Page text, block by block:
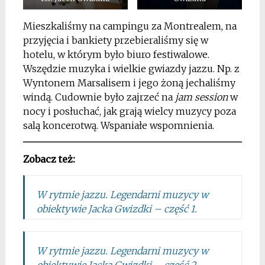
Mieszkaliśmy na campingu za Montrealem, na
przyjęcia i bankiety przebieraliśmy się w
hotelu, w którym było biuro festiwalowe.
Wszędzie muzyka i wielkie gwiazdy jazzu. Np. z
Wyntonem Marsalisem i jego żoną jechaliśmy
windą. Cudownie było zajrzeć na jam sessionw
nocy i posłuchać, jak grają wielcy muzycy poza
salą koncerotwą. Wspaniałe wspomnienia.
Zobacz też:
W rytmie jazzu. Legendarni muzycy w
obiektywie Jacka Gwizdki – część 1.
W rytmie jazzu. Legendarni muzycy w